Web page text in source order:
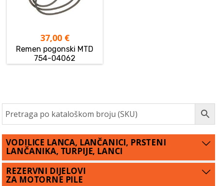
37,00 €
Remen pogonski MTD
754-04062
VODILICE LANCA, LANČANICI, PRSTENI
LANČANIKA, TURPIJE, LANCI
REZERVNI DIJELOVI
ZA MOTORNE PILE